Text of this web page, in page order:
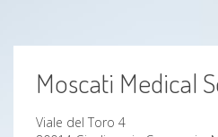
Rinite
Roncopatia
Moscati Medical
Viale del Toro 4